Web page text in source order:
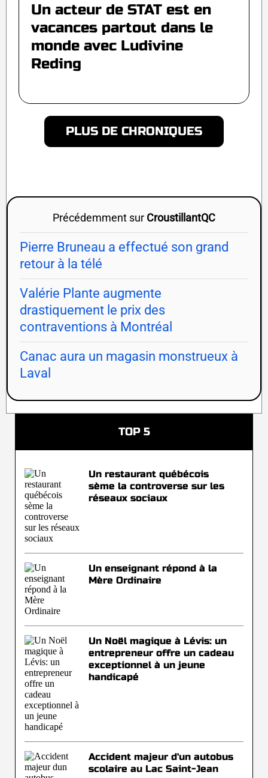
Un acteur de STAT est en
vacances partout dans le
monde avec Ludivine
Reding
PLUS DE CHRONIQUES
Précédemment sur CroustillantQC
Pierre Bruneau a effectué son grand
retour à la télé
Valérie Plante augmente
drastiquement le prix des
contraventions à Montréal
Canac aura un magasin monstrueux à
Laval
TOP 5
Un restaurant québécois
sème la controverse sur les
réseaux sociaux
Un enseignant répond à la
Mère Ordinaire
Un Noël magique à Lévis: un
entrepreneur offre un cadeau
exceptionnel à un jeune
handicapé
Accident majeur d'un autobus
scolaire au Lac Saint-Jean